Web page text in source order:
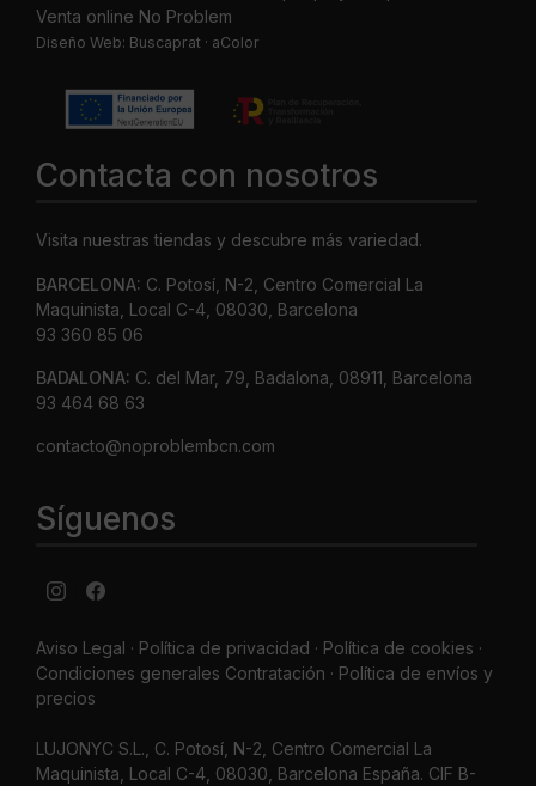
Venta online No Problem
Diseño Web: Buscaprat · aColor
Contacta con nosotros
Visita nuestras tiendas y descubre más variedad.
BARCELONA: C. Potosí, N-2, Centro Comercial La
Maquinista, Local C-4, 08030, Barcelona
93 360 85 06
BADALONA: C. del Mar, 79, Badalona, 08911, Barcelona
93 464 68 63
contacto@noproblembcn.com
Síguenos
Aviso Legal · Política de privacidad · Política de cookies ·
Condiciones generales Contratación · Política de envíos y
precios
LUJONYC S.L., C. Potosí, N-2, Centro Comercial La
Maquinista, Local C-4, 08030, Barcelona España. CIF B-